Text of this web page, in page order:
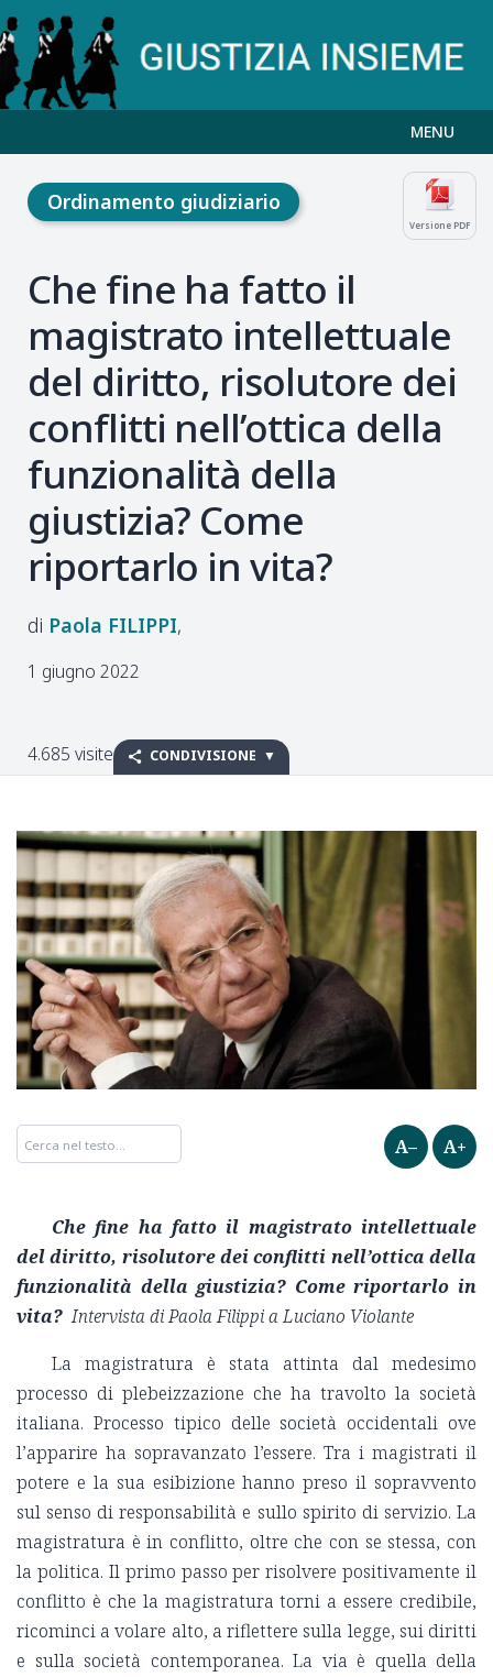
MENU
Versione PDF
Ordinamento giudiziario
Che fine ha fatto il
magistrato intellettuale
del diritto, risolutore dei
conflitti nell’ottica della
funzionalità della
giustizia? Come
riportarlo in vita?
Paola FILIPPI
1 giugno 2022
4.685 visite CONDIVISIONE
A– A+
Che fine ha fatto il magistrato intellettuale
del diritto, risolutore dei conflitti nell’ottica della
funzionalità della giustizia? Come riportarlo in
vita?Intervista di Paola Filippi a Luciano Violante
La magistratura è stata attinta dal medesimo
processo di plebeizzazione che ha travolto la società
italiana. Processo tipico delle società occidentali ove
l’apparire ha sopravanzato l’essere. Tra i magistrati il
potere e la sua esibizione hanno preso il sopravvento
sul senso di responsabilità e sullo spirito di servizio. La
magistratura è in conflitto, oltre che con se stessa, con
la politica. Il primo passo per risolvere positivamente il
conflitto è che la magistratura torni a essere credibile,
ricominci a volare alto, a riflettere sulla legge, sui diritti
e sulla società contemporanea. La via è quella della